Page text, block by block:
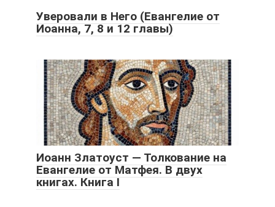
Уверовали в Него (Евангелие от
Иоанна, 7, 8 и 12 главы)
Иоанн Златоуст — Толкование на
Евангелие от Матфея. В двух
книгах. Книга I